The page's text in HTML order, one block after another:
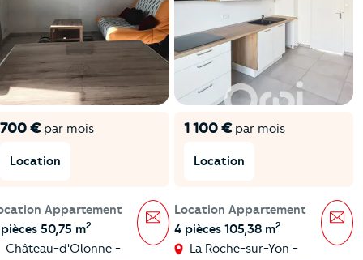
700 €par mois
Location
Appartement
50,75 m2
Château-d'Olonne -
Message
1 100 €par mois
Location
Location Appartement
4 pièces 105,38 m2
La Roche-sur-Yon -